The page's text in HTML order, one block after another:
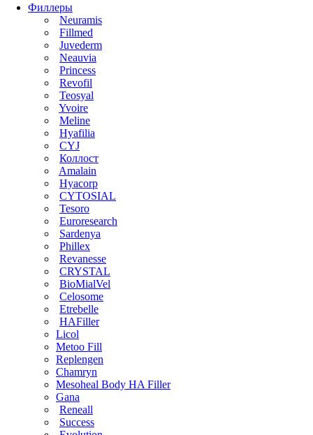
Филлеры
Neuramis
Fillmed
Juvederm
Neauvia
Princess
Revofil
Teosyal
Yvoire
Meline
Hyafilia
CYJ
Коллост
Amalain
Hyacorp
CYTOSIAL
Tesoro
Euroresearch
Sardenya
Phillex
Revanesse
CRYSTAL
BioMialVel
Celosome
Etrebelle
HAFiller
Licol
Metoo Fill
Replengen
Chamryn
Mesoheal Body HA Filler
Gana
Reneall
Success